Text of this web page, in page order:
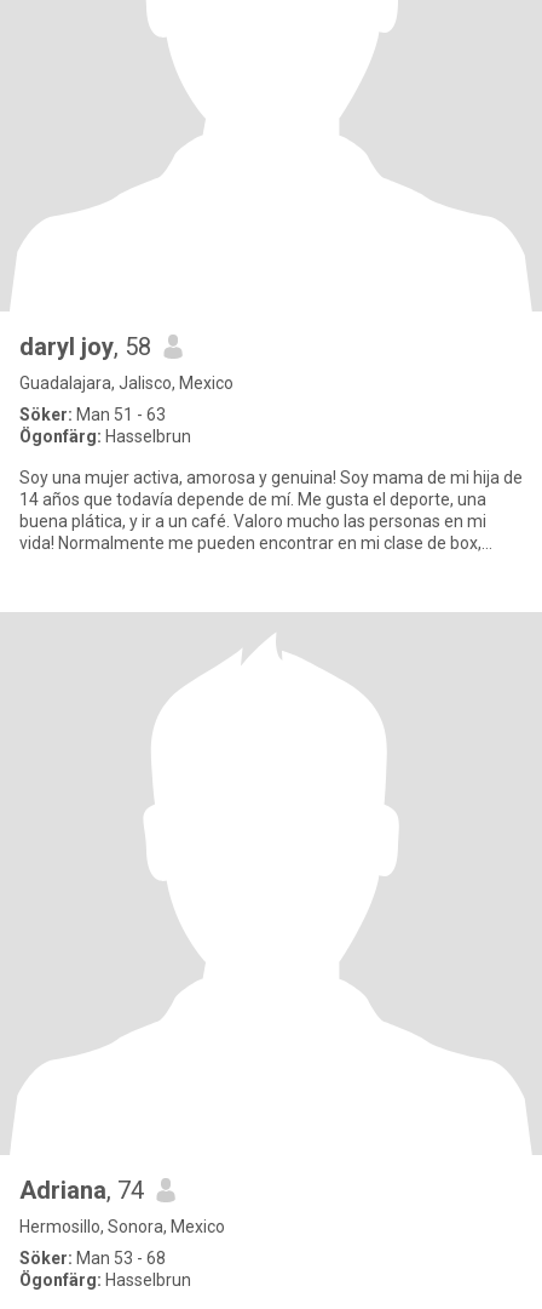
daryl joy, 58
Guadalajara, Jalisco, Mexico
Söker: Man 51 - 63
Ögonfärg: Hasselbrun
Soy una mujer activa, amorosa y genuina! Soy mama de mi hija de
14 años que todavía depende de mí. Me gusta el deporte, una
buena plática, y ir a un café. Valoro mucho las personas en mi
vida! Normalmente me pueden encontrar en mi clase de box,
Adriana, 74
Hermosillo, Sonora, Mexico
Söker: Man 53 - 68
Ögonfärg: Hasselbrun